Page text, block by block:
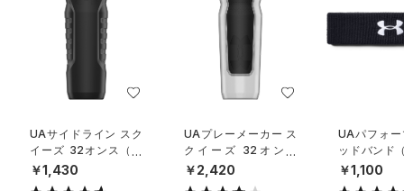
UAサイドライン スク
イーズ 32オンス（ト
レーニング/UNISEX）
￥1,430
UAプレーメーカー ス
クイーズ 32オンス
（トレーニング/UNISE
X）
￥2,420
UAパフォ
ッドバンド
ング/MEN）
￥1,100